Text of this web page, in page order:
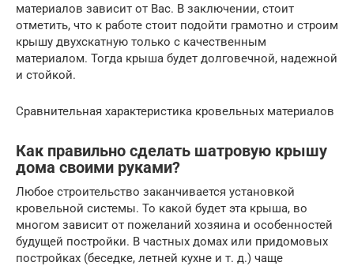
материалов зависит от Вас. В заключении, стоит
отметить, что к работе стоит подойти грамотно и строим
крышу двухскатную только с качественным
материалом. Тогда крыша будет долговечной, надежной
и стойкой.
Сравнительная характеристика кровельных материалов
Как правильно сделать шатровую крышу
дома своими руками?
Любое строительство заканчивается установкой
кровельной системы. То какой будет эта крыша, во
многом зависит от пожеланий хозяина и особенностей
будущей постройки. В частных домах или придомовых
постройках (беседке, летней кухне и т. д.) чаще